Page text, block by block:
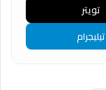
تويتر
تيليجرام